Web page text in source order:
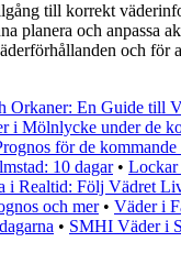
till korrekt
planera och anpassa
och för
Orkaner: En Guide till
i Mölnlycke under de
för de kommande
10 dagar• Lockar
i Realtid: Följ Vädret
och mer• Väder i
• SMHI Väder i